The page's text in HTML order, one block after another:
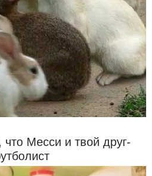
Месси и твой друг-